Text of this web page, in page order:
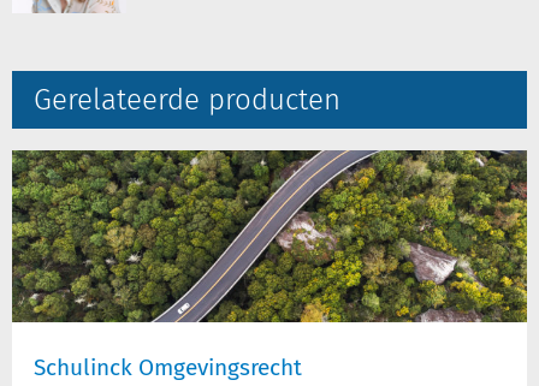
Gerelateerde producten
Schulinck Omgevingsrecht